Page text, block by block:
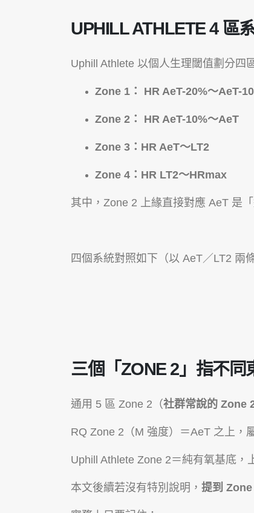
UPHILL ATHLETE 4 區
Uphill Athlete 以個人生理閾值劃分四
Zone 1： HR AeT-20%～AeT-
Zone 2： HR AeT-10%～AeT
Zone 3：HR AeT～LT2
Zone 4：HR LT2～HRmax
其中，Zone 2 上緣直接對應 AeT 是
四個系統對照如下（以 AeT／LT2 兩
三個「ZONE 2」指不同
通用 5 區 Zone 2（社群常說的 Zone
RQ Zone 2（M 強度）＝AeT 之上，
Uphill Athlete Zone 2＝純有氧基底，
本文後續若沒有特別說明， 提到